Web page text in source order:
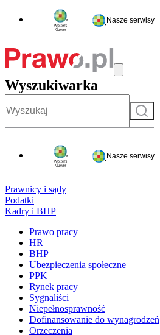
Nasze serwisy
Wyszukiwarka
Szukaj
Nasze serwisy
Prawnicy i sądy
Podatki
Kadry i BHP
Prawo pracy
HR
BHP
Ubezpieczenia społeczne
PPK
Rynek pracy
Sygnaliści
Niepełnosprawność
Dofinansowanie do wynagrodzeń
Orzeczenia